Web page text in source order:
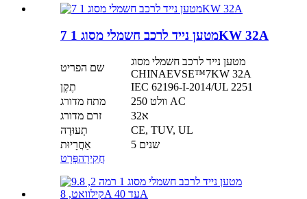
מטען נייד לרכב חשמלי מסוג 1 7KW 32A
שם הפריט
מטען נייד לרכב חשמלי מסוג
CHINAEVSE™️7KW 32A
תֶקֶן
IEC 62196-I-2014/UL 2251
מתח מדורג
250 וולט AC
זרם מדורג
32א
תְעוּדָה
CE, TUV, UL
אַחֲרָיוּת
5 שנים
חֲקִירָהפְּרָט